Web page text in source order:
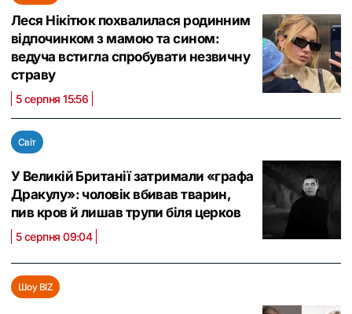
Леся Нікітюк похвалилася родинним
відпочинком з мамою та сином:
ведуча встигла спробувати незвичну
страву
5 серпня 15:56
Світ
У Великій Британії затримали «графа
Дракулу»: чоловік вбивав тварин,
пив кров й лишав трупи біля церков
5 серпня 09:04
Шоу BIZ